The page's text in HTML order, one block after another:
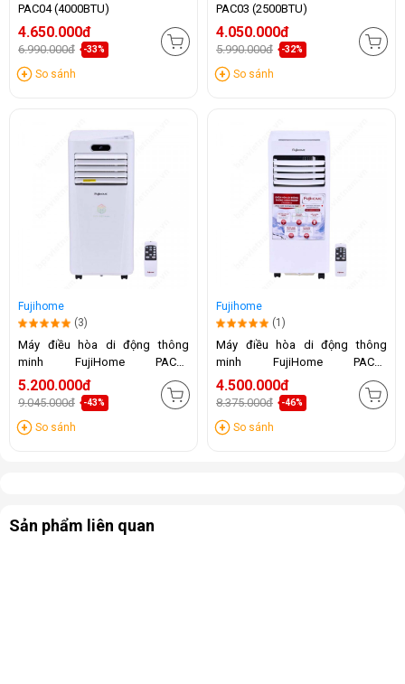
PAC04 (4000BTU)
4.650.000đ
6.990.000đ -33%
So sánh
PAC03 (2500BTU)
4.050.000đ
5.990.000đ -32%
So sánh
Fujihome
(3)
Máy điều hòa di động thông
minh FujiHome PAC09
(9000BTU)
5.200.000đ
9.045.000đ -43%
So sánh
Fujihome
(1)
Máy điều hòa di động thông
minh FujiHome PAC07
(7000BTU)
4.500.000đ
8.375.000đ -46%
So sánh
Sản phẩm liên quan